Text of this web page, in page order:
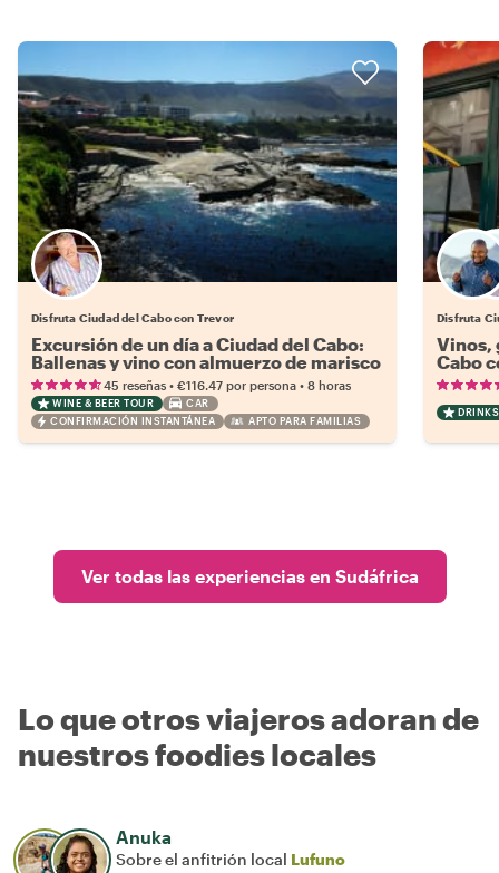
Disfruta Ciudad del Cabo con Trevor
Excursión de un día a Ciudad del Cabo:
Ballenas y vino con almuerzo de marisco
45 reseñas • €116.47 por persona • 8 horas
WINE & BEER TOUR
CAR
CONFIRMACIÓN INSTANTÁNEA
APTO PARA FAMILIAS
Disfruta
Vinos,
Cabo
Ver todas las experiencias en Sudáfrica
Lo que otros viajeros adoran de
nuestros foodies locales
Anuka
Sobre el anfitrión local Lufuno